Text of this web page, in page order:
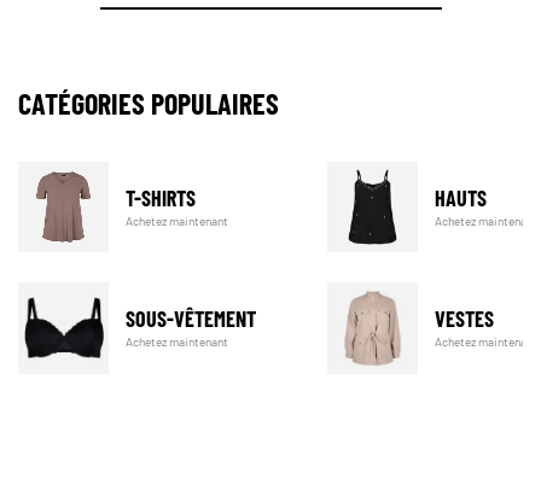
CATÉGORIES POPULAIRES
T-SHIRTS
Achetez maintenant
HAUTS
Achetez maintenant
SOUS-VÊTEMENT
Achetez maintenant
VESTES
Achetez maintenant